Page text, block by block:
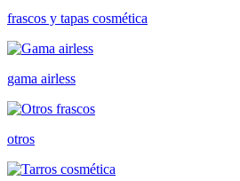
frascos y tapas cosmética
gama airless
otros